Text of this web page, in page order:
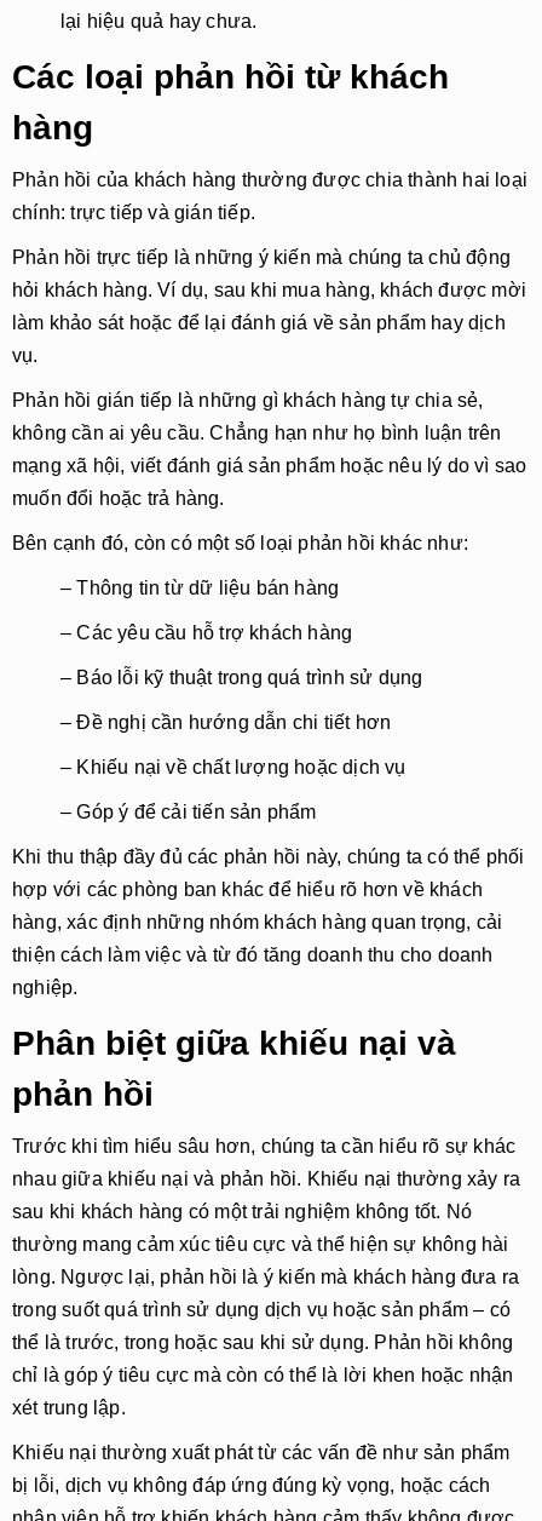
lại hiệu quả hay chưa.
Các loại phản hồi từ khách
hàng
Phản hồi của khách hàng thường được chia thành hai loại
chính:trực tiếp vàgián tiếp.
Phản hồi trực tiếp là những ý kiến mà chúng tachủ động
hỏi khách hàng. Ví dụ, sau khi mua hàng, khách được mời
làm khảo sát hoặc để lại đánh giá về sản phẩm hay dịch
vụ.
Phản hồi gián tiếp là những gì khách hàngtự chia sẻ,
không cần ai yêu cầu. Chẳng hạn như họ bình luận trên
mạng xã hội, viết đánh giá sản phẩm hoặc nêu lý do vì sao
muốn đổi hoặc trả hàng.
Bên cạnh đó, còn có một số loại phản hồi khác như:
– Thông tin từ dữ liệu bán hàng
– Các yêu cầu hỗ trợ khách hàng
– Báo lỗi kỹ thuật trong quá trình sử dụng
– Đề nghị cần hướng dẫn chi tiết hơn
– Khiếu nại về chất lượng hoặc dịch vụ
– Góp ý để cải tiến sản phẩm
Khi thu thập đầy đủ các phản hồi này, chúng ta có thể phối
hợp với các phòng ban khác để hiểu rõ hơn về khách
hàng, xác định những nhóm khách hàng quan trọng, cải
thiện cách làm việc và từ đó tăng doanh thu cho doanh
nghiệp.
Phân biệt giữa khiếu nại và
phản hồi
Trước khi tìm hiểu sâu hơn, chúng ta cần hiểu rõ sự khác
nhau giữa khiếu nại và phản hồi. Khiếu nại thường xảy ra
sau khi khách hàng có một trải nghiệm không tốt. Nó
thường mang cảm xúc tiêu cực và thể hiện sự không hài
lòng. Ngược lại, phản hồi là ý kiến mà khách hàng đưa ra
trong suốt quá trình sử dụng dịch vụ hoặc sản phẩm – có
thể là trước, trong hoặc sau khi sử dụng. Phản hồi không
chỉ là góp ý tiêu cực mà còn có thể là lời khen hoặc nhận
xét trung lập.
Khiếu nại thường xuất phát từ các vấn đề như sản phẩm
bị lỗi, dịch vụ không đáp ứng đúng kỳ vọng, hoặc cách